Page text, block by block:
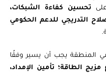
تحسين كفاءة الشبكات،
التدريجي للدعم الحكومي
المنطقة يجب أن يسير وفقًا
الطاقة؛ تأمين الإمداد،